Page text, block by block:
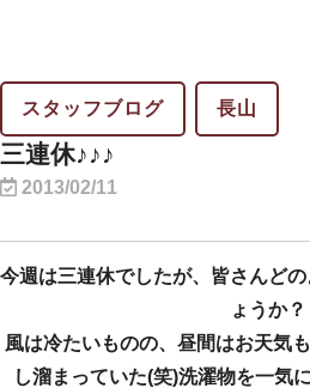
スタッフブログ 長山
三連休♪♪♪
2013/02/11
今週は三連休でしたが、皆さんど
ょうか？
風は冷たいものの、昼間はお天気
し溜まっていた(笑)洗濯物を一気